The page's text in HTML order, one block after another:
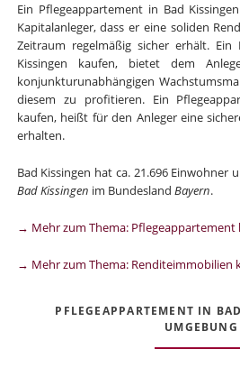
Ein Pflegeappartement in Bad
Kapitalanleger, dass er eine soliden
Zeitraum regelmäßig sicher erhält. Ein
Kissingen kaufen, bietet dem
konjunkturunabhängigen
diesem zu profitieren. Ein
kaufen, heißt für den Anleger eine
erhalten.
Bad Kissingen hat ca. 21.696 Einwohner
Bad Kissingen im Bundesland Bayern.
→ Mehr zum Thema: Pflegeappartement
→ Mehr zum Thema: Renditeimmobilien
PFLEGEAPPARTEMENT IN
UMGEBUNG